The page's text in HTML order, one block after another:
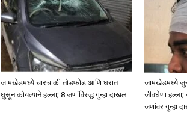
जामखेडमध्ये चारचाकी तोडफोड आणि घरात
घुसून कोयत्याने हल्ला; 8 जणांविरुद्ध गुन्हा दाखल
जामखेडमध्ये
जीवघेणा
जणांवर गुन्हा